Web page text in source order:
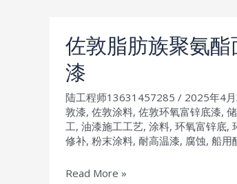
防
锈
油
漆
酸
聚
硅
氧
烷
面
漆
hardtop
佐敦脂肪族聚氨
漆
陆工程师13631457285 / 2025年4
敦漆, 佐敦涂料, 佐敦环氧富锌底漆,
工, 油漆施工工艺, 涂料, 环氧富锌底,
修补, 粉末涂料, 耐高温漆, 腐蚀, 船用
佐
Read More »